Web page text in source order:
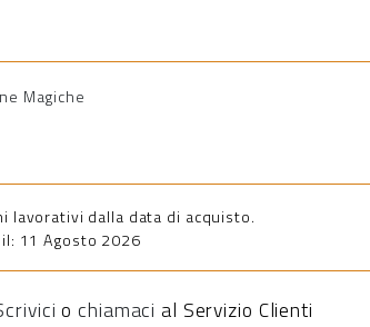
Magiche
lavorativi dalla data di acquisto.
11 Agosto 2026
ochiamaci al Servizio Clienti